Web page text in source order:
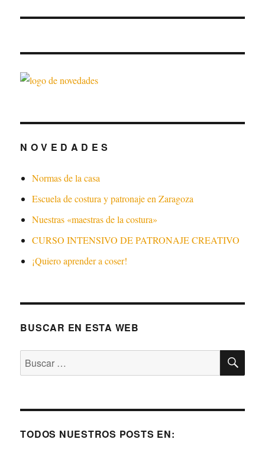
N O V E D A D E S
Normas de la casa
Escuela de costura y patronaje en Zaragoza
Nuestras «maestras de la costura»
CURSO INTENSIVO DE PATRONAJE CREATIVO
¡Quiero aprender a coser!
BUSCAR EN ESTA WEB
Buscar
por:
TODOS NUESTROS POSTS EN: